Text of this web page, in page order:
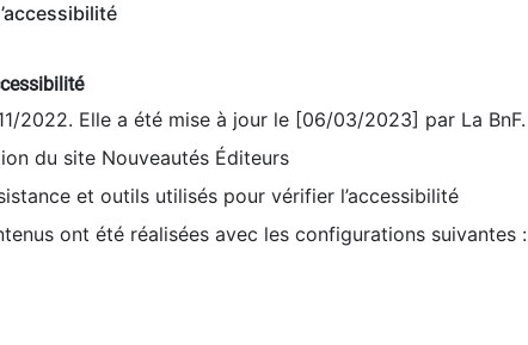
2022. Elle a été mise à jour le [06/03/2023] par La BnF.
du site Nouveautés Éditeurs
et outils utilisés pour vérifier l’accessibilité
ont été réalisées avec les configurations suivantes :